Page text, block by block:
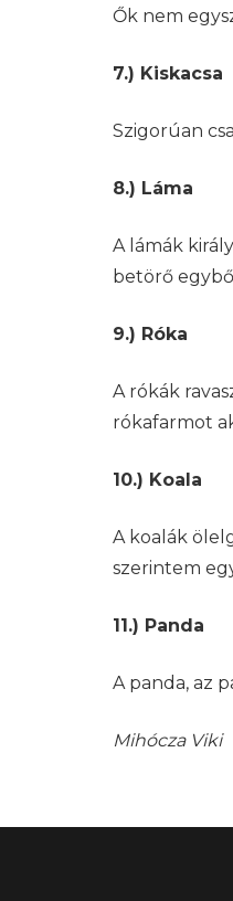
Ők nem
7.) Kiskacsa
Szigorúan
8.) Láma
A lámák
betörő
9.) Róka
A rókák
rókafarmot
10.) Koala
A koalák
szerintem
11.) Panda
A panda, az
Mihócza Viki